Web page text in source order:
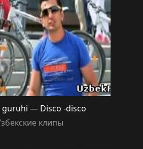
guruhi — Disco -disco
клипы